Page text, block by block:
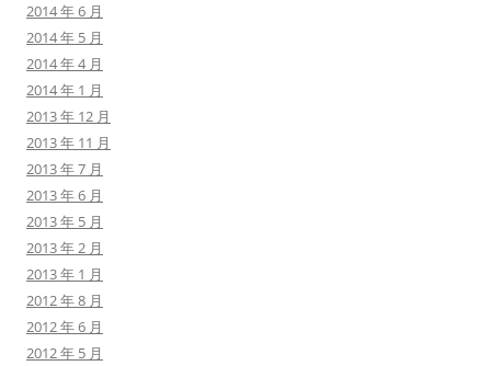
2014 年 6 月
2014 年 5 月
2014 年 4 月
2014 年 1 月
2013 年 12 月
2013 年 11 月
2013 年 7 月
2013 年 6 月
2013 年 5 月
2013 年 2 月
2013 年 1 月
2012 年 8 月
2012 年 6 月
2012 年 5 月